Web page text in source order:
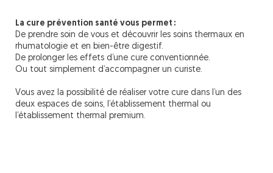
La cure prévention santé vous permet :
De prendre soin de vous et découvrir les soins thermaux en
rhumatologie et en bien-être digestif.
De prolonger les effets d’une cure conventionnée.
Ou tout simplement d’accompagner un curiste.
Vous avez la possibilité de réaliser votre cure dans l’un des
deux espaces de soins, l’établissement thermal ou
l’établissement thermal premium.